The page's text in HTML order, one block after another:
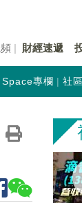
財經速遞
專欄 社區